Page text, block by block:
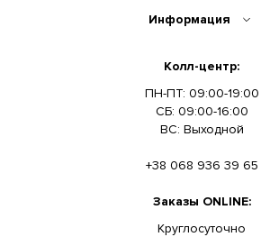
Информация
Колл-центр:
ПН-ПТ: 09:00-19:00
СБ: 09:00-16:00
ВС: Выходной
+38 068 936 39 65
Заказы ONLINE:
Круглосуточно